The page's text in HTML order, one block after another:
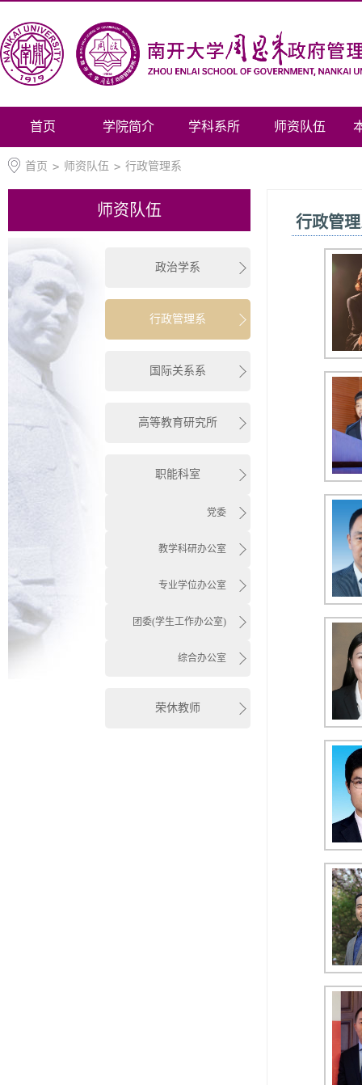
首页 学院简介 学科系所 师资队伍
首页 > 师资队伍 > 行政管理系
师资队伍
政治学系
行政管理系
国际关系系
高等教育研究所
职能科室
党委
教学科研办公室
专业学位办公室
团委(学生工作办公室)
综合办公室
荣休教师
行政管